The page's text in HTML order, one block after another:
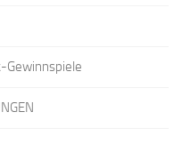
Gewinnspiele